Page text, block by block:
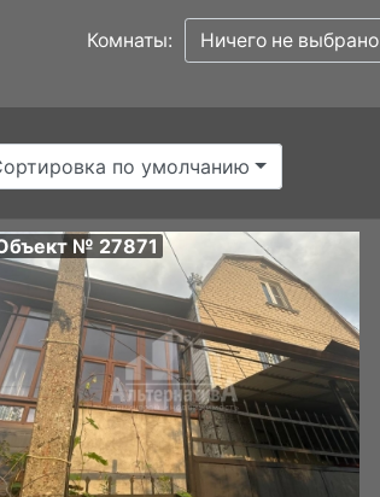
Комнаты: Ничего не выбрано
по умолчанию
№ 27871